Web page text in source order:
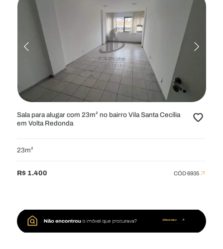
Sala para alugar com 23m² no bairro Vila Santa Cecília
em Volta Redonda
23m²
R$ 1.400 CÓD 6935